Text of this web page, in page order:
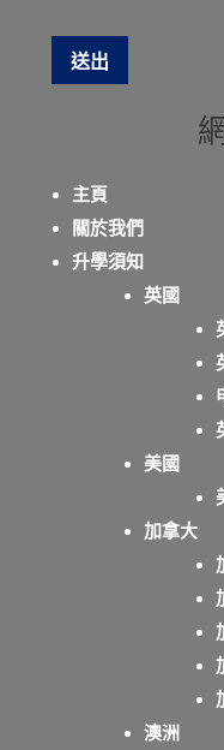
主頁
關於我們
升學須知
英國
美國
加拿大
澳洲